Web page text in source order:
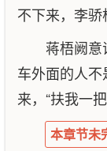
不下来，李骄
蒋梧阙意
车外面的人
来，“扶我一
本章节未